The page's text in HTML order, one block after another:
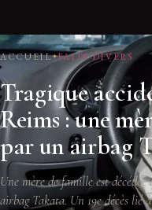
ACCUEIL FAITS DIVERS
Tragique
Reims : une
par un airbag
Une mère de famille est
airbag Takata. Un 19e décès lié